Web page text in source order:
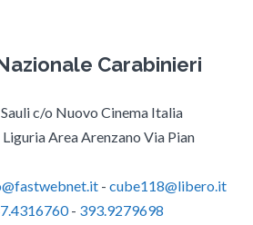
Carabinieri
c/o Nuovo Cinema Italia
Liguria Area Arenzano Via Pian
- cube118@libero.it
- 393.9279698